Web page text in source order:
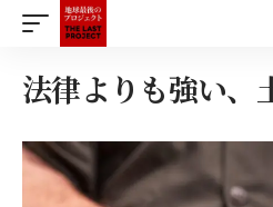
法律よりも強い、